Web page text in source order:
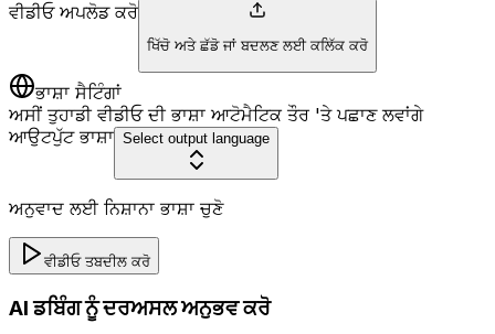
ਵੀਡੀਓ ਅਪਲੋਡ ਕਰੋ
ਖਿੱਚੋ ਅਤੇ ਛੱਡੋ ਜਾਂ ਬਦਲਣ ਲਈ ਕਲਿੱਕ ਕਰੋ
ਭਾਸ਼ਾ ਸੈਟਿੰਗਾਂ
ਅਸੀਂ ਤੁਹਾਡੀ ਵੀਡੀਓ ਦੀ ਭਾਸ਼ਾ ਆਟੋਮੈਟਿਕ ਤੌਰ 'ਤੇ ਪਛਾਣ ਲਵਾਂਗੇ
ਆਉਟਪੁੱਟ ਭਾਸ਼ਾ Select output language
ਅਨੁਵਾਦ ਲਈ ਨਿਸ਼ਾਨਾ ਭਾਸ਼ਾ ਚੁਣੋ
ਵੀਡੀਓ ਤਬਦੀਲ ਕਰੋ
AI ਡਬਿੰਗ ਨੂੰ ਦਰਅਸਲ ਅਨੁਭਵ ਕਰੋ